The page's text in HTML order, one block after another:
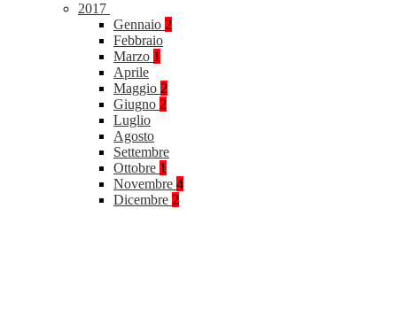
2017
Gennaio 2
Febbraio
Marzo 1
Aprile
Maggio 2
Giugno 2
Luglio
Agosto
Settembre
Ottobre 1
Novembre 4
Dicembre 2